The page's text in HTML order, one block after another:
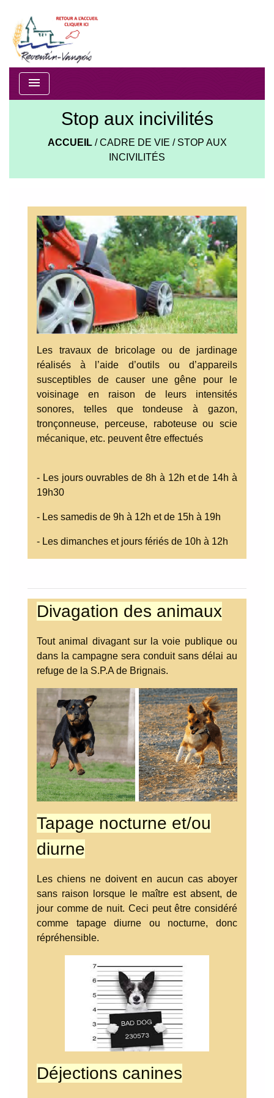
menu
Stop aux incivilités
ACCUEIL/CADRE DE VIE / STOP AUX
INCIVILITÉS
Les travaux de bricolage ou de jardinage
réalisés à l’aide d’outils ou d’appareils
susceptibles de causer une gêne pour le
voisinage en raison de leurs intensités
sonores, telles que tondeuse à gazon,
tronçonneuse, perceuse, raboteuse ou scie
mécanique, etc. peuvent être effectués
- Les jours ouvrables de 8h à 12h et de 14h à
19h30
- Les samedis de 9h à 12h et de 15h à 19h
- Les dimanches et jours fériés de 10h à 12h
Divagation des animaux
Tout animal divagant sur la voie publique ou
dans la campagne sera conduit sans délai au
refuge de la S.P.A de Brignais.
Tapage nocturne et/ou
diurne
Les chiens ne doivent en aucun cas aboyer
sans raison lorsque le maître est absent, de
jour comme de nuit. Ceci peut être considéré
comme tapage diurne ou nocturne, donc
répréhensible.
Déjections canines